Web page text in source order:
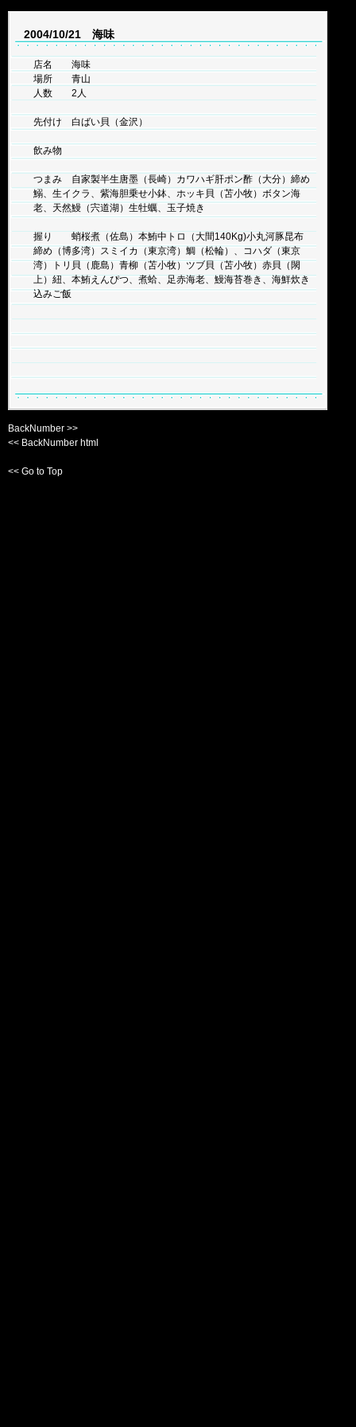
2004/10/21 海味
店名 海味
場所 青山
人数 2人
先付け 白ばい貝（金沢）
飲み物
つまみ 自家製半生唐墨（長崎）カワハギ肝ポン酢（大分）締め
鰯、生イクラ、紫海胆乗せ小鉢、ホッキ貝（苫小牧）ボタン海
老、天然鰻（宍道湖）生牡蠣、玉子焼き
握り 蛸桜煮（佐島）本鮪中トロ（大間140Kg)小丸河豚昆布
締め（博多湾）スミイカ（東京湾）鯛（松輪）、コハダ（東京
湾）トリ貝（鹿島）青柳（苫小牧）ツブ貝（苫小牧）赤貝（閖
上）紐、本鮪えんぴつ、煮蛤、足赤海老、鰻海苔巻き、海鮮炊き
込みご飯
BackNumber >>
<< BackNumber html
<< Go to Top